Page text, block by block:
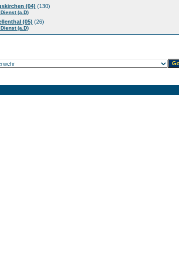
(04) (130)
(a.D)
(05) (26)
(a.D)